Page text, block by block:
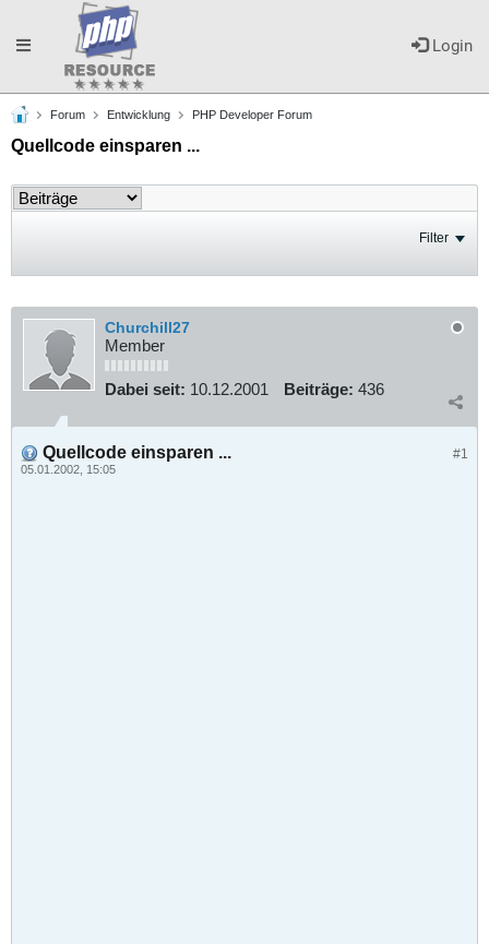
Login
Toggle
navigation
Forum Entwicklung PHP Developer Forum
Quellcode einsparen ...
Filter
Churchill27
Member
Dabei seit: 10.12.2001 Beiträge: 436
#1
Quellcode einsparen ...
05.01.2002, 15:05